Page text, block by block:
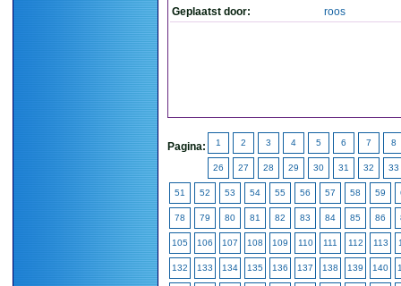
Geplaatst door: roos
Pagina: 1 2 3 4 5 6 7 8
26 27 28 29 30 31 32 33
51 52 53 54 55 56 57 58 59
78 79 80 81 82 83 84 85 86
105 106 107 108 109 110 111 112 113
132 133 134 135 136 137 138 139 140